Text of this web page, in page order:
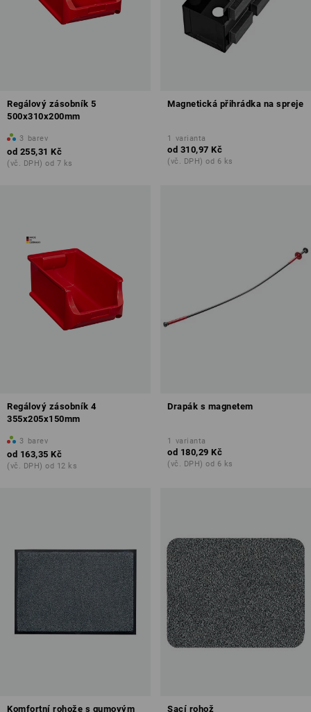
Regálový zásobník 5
500x310x200mm
3 barev
od 255,31 Kč
(vč. DPH) od 7 ks
Magnetická přihrádka na spreje
1 varianta
od 310,97 Kč
(vč. DPH) od 6 ks
Regálový zásobník 4
355x205x150mm
3 barev
od 163,35 Kč
(vč. DPH) od 12 ks
Drapák s magnetem
1 varianta
od 180,29 Kč
(vč. DPH) od 6 ks
Komfortní rohože s gumovým Sací rohož